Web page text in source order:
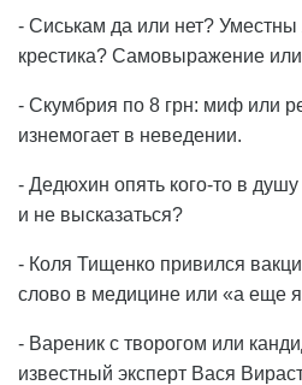
- Сиськам да или нет? Уместны
крестика? Самовыражение
- Скумбрия по 8 грн: миф или
изнемогает в неведении.
- Дедюхин опять кого-то в
и не высказаться?
- Коля Тищенко привился
слово в медицине или «а еще
- Вареник с творогом или
известный эксперт Вася